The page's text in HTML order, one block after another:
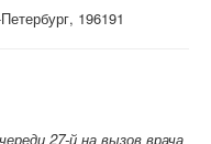
196191
27-й на вызов врача